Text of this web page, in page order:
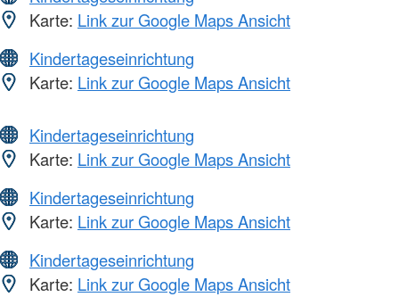
Karte: Link zur Google Maps Ansicht
Kindertageseinrichtung
Karte: Link zur Google Maps Ansicht
Kindertageseinrichtung
Karte: Link zur Google Maps Ansicht
Kindertageseinrichtung
Karte: Link zur Google Maps Ansicht
Kindertageseinrichtung
Karte: Link zur Google Maps Ansicht